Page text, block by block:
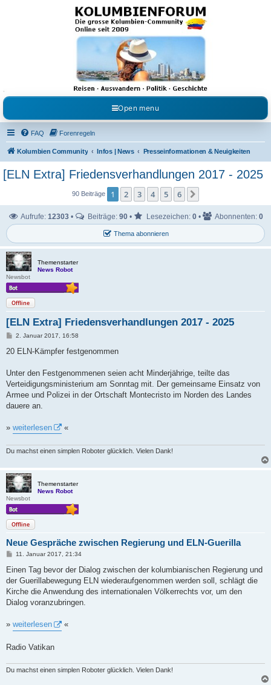
Kolumbienforum - Das
grosse Forum der
Freunde Kolumbiens
Reisen, Auswandern, Kultur, Politik, Geschichte und Visum in Kolumbien und Venezuela.
Austausch, Erfahrungen und Gemeinschaft im Kolumbienforum
Open menu
FAQ Forenregeln
Kolumbien Community Infos | News Presseinformationen & Neuigkeiten
[ELN Extra] Friedensverhandlungen 2017 - 2025
90 Beiträge 1 2 3 4 5 6
Thema abonnieren
Aufrufe: 12303• Beiträge: 90• Lesezeichen: 0• Abonnenten: 0
Themenstarter
News Robot
Newsbot
Offline
[ELN Extra] Friedensverhandlungen 2017 - 2025
B
i
a
2. Januar 2017, 16:58
20 ELN-Kämpfer festgenommen
Unter den Festgenommenen seien acht Minderjährige, teilte das
Verteidigungsministerium am Sonntag mit. Der gemeinsame Einsatz von
Armee und Polizei in der Ortschaft Montecristo im Norden des Landes
dauere an.
» weiterlesen «
Du machst einen simplen Roboter glücklich. Vielen Dank!
Themenstarter
News Robot
Newsbot
Offline
Neue Gespräche zwischen Regierung und ELN-Guerilla
B
i
r
a
11. Januar 2017, 21:34
Einen Tag bevor der Dialog zwischen der kolumbianischen Regierung und
der Guerillabewegung ELN wiederaufgenommen werden soll, schlägt die
Kirche die Anwendung des internationalen Völkerrechts vor, um den
Dialog voranzubringen.
» weiterlesen «
Radio Vatikan
Du machst einen simplen Roboter glücklich. Vielen Dank!